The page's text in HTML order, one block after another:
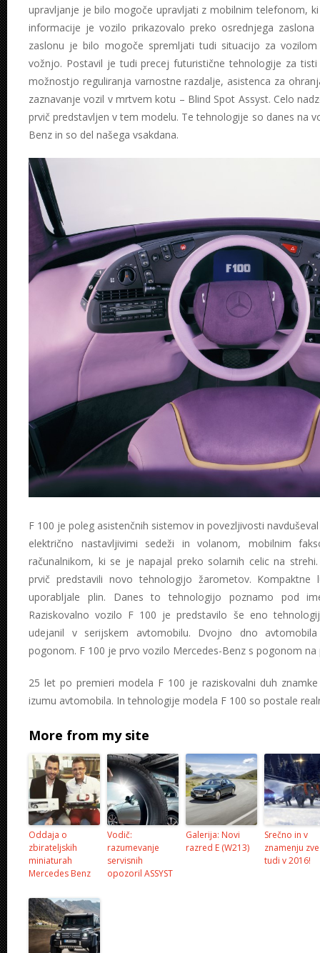
upravljanje je bilo mogoče upravljati z mobilnim telefonom,
informacije je vozilo prikazovalo preko osrednjega
zaslonu je bilo mogoče spremljati tudi situacijo za
vožnjo. Postavil je tudi precej futuristične tehnologije za
možnostjo reguliranja varnostne razdalje, asistenca za
zaznavanje vozil v mrtvem kotu – Blind Spot Assyst. Celo
prvič predstavljen v tem modelu. Te tehnologije so danes na
Benz in so del našega vsakdana.
F 100 je poleg asistenčnih sistemov in povezljivosti
električno nastavljivimi sedeži in volanom, mobilnim
računalnikom, ki se je napajal preko solarnih celic na
prvič predstavili novo tehnologijo žarometov.
uporabljale plin. Danes to tehnologijo poznamo pod
Raziskovalno vozilo F 100 je predstavilo še eno
udejanil v serijskem avtomobilu. Dvojno dno
pogonom. F 100 je prvo vozilo Mercedes-Benz s pogonom na
25 let po premieri modela F 100 je raziskovalni duh
izumu avtomobila. In tehnologije modela F 100 so postale
More from my site
Oddaja o
zbirateljskih
miniaturah
Mercedes Benz
Vodič:
razumevanje
servisnih
opozoril ASSYST
Galerija: Novi
razred E (W213)
Srečno in v
znamenju
tudi v 2016!